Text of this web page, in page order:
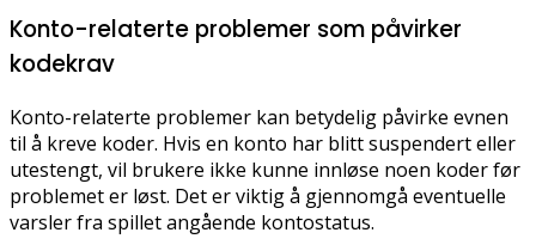
Konto-relaterte problemer som påvirker
kodekrav
Konto-relaterte problemer kan betydelig påvirke evnen
til å kreve koder. Hvis en konto har blitt suspendert eller
utestengt, vil brukere ikke kunne innløse noen koder før
problemet er løst. Det er viktig å gjennomgå eventuelle
varsler fra spillet angående kontostatus.